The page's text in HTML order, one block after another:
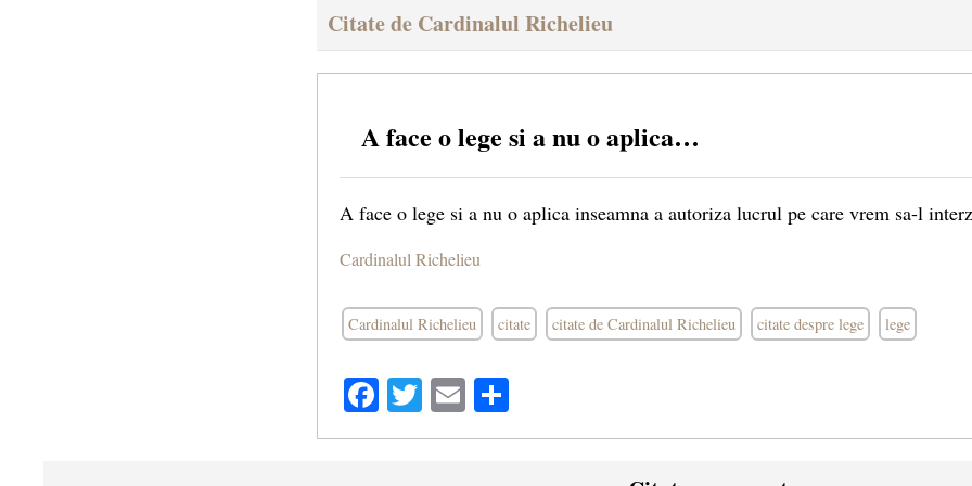
Citate de Cardinalul Richelieu
A face o lege si a nu o aplica…
A face o lege si a nu o aplica inseamna a autoriza lucrul pe care vrem sa-l
Cardinalul Richelieu
Cardinalul Richelieu citate citate de Cardinalul Richelieu citate despre lege lege
Facebook
Twitter
Email